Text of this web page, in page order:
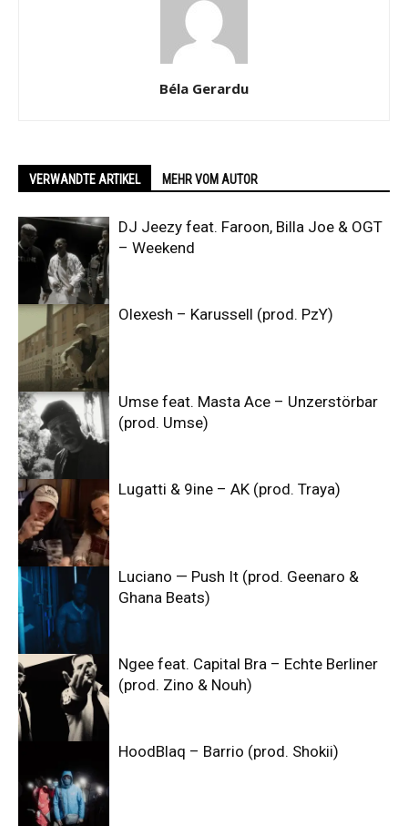
Béla Gerardu
VERWANDTE ARTIKEL MEHR VOM AUTOR
DJ Jeezy feat. Faroon, Billa Joe & OGT
– Weekend
Olexesh – Karussell (prod. PzY)
Umse feat. Masta Ace – Unzerstörbar
(prod. Umse)
Lugatti & 9ine – AK (prod. Traya)
Luciano — Push It (prod. Geenaro &
Ghana Beats)
Ngee feat. Capital Bra – Echte Berliner
(prod. Zino & Nouh)
HoodBlaq – Barrio (prod. Shokii)